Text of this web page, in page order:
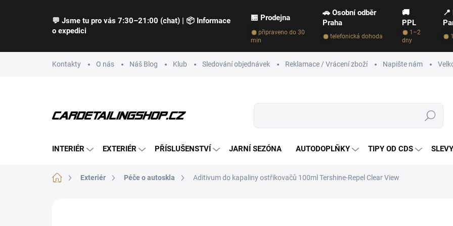
💬 Jsme tu pro vás 7:30–21:00 (chat) | 📦 Informace
o expedici
🏪 Prodejna
🚗 Osobní odběr
Praha
🚚
PPL
📍
připraveno do 30
min
telefonická dohoda
1–2
dny
Kontakty O nás Náš Blog Klub Sledování objednávek Reklamace / Vrácení zboží Napište nám
Hledat
INTERIÉR EXTERIÉR PŘÍSLUŠENSTVÍ JARNÍ SEZÓNA AUTODOPLŇKY TIPY OD CDS
Domů Exteriér Péče o autoskla Aditivum do kapaliny ostřikovačů 100ml Tershine-Repel Clear View